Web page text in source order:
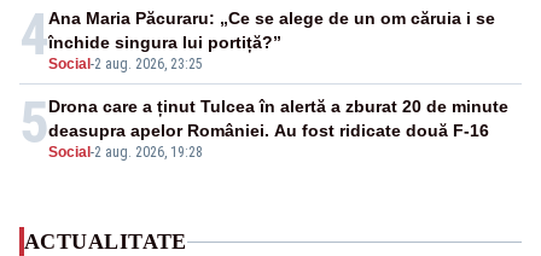
4Social -2 aug. 2026, 23:25
Ana Maria Păcuraru: „Ce se alege de un om căruia i se
închide singura lui portiță?”
5Social -2 aug. 2026, 19:28
Drona care a ținut Tulcea în alertă a zburat 20 de minute
deasupra apelor României. Au fost ridicate două F-16
ACTUALITATE